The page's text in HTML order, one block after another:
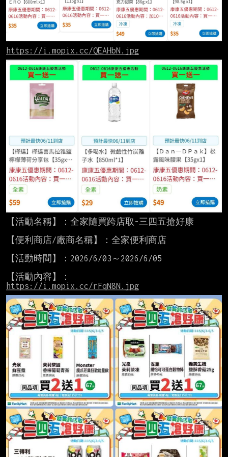
https://i.mopix.cc/QEAHbN.jpg
【活動名稱】：全家隨買跨店取-三四五搶好康
【便利商店/廠商名稱】：全家便利商店
【活動時間】：2026/6/03～2026/6/05
https://i.mopix.cc/rFqN8N.jpg